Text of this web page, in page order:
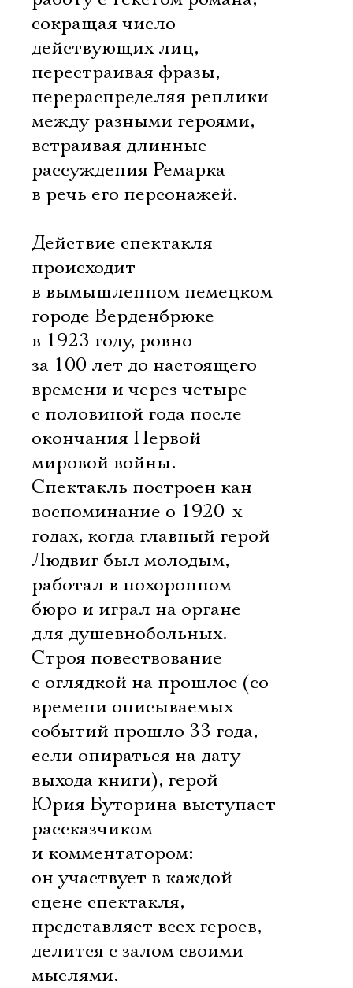
сокращая число
действующих лиц,
перестраивая фразы,
перераспределяя реплики
между разными героями,
встраивая длинные
рассуждения Ремарка
в речь его персонажей.
Действие спектакля
происходит
в вымышленном немецком
городе Верденбрюке
в 1923 году, ровно
за 100 лет до настоящего
времени и через четыре
с половиной года после
окончания Первой
мировой войны.
Спектакль построен кан
воспоминание о 1920-х
годах, когда главный герой
Людвиг был молодым,
работал в похоронном
бюро и играл на органе
для душевнобольных.
Строя повествование
с оглядкой на прошлое (со
времени описываемых
событий прошло 33 года,
если опираться на дату
выхода книги), герой
Юрия Буторина выступает
рассказчиком
и комментатором:
он участвует в каждой
сцене спектакля,
представляет всех героев,
делится с залом своими
мыслями.